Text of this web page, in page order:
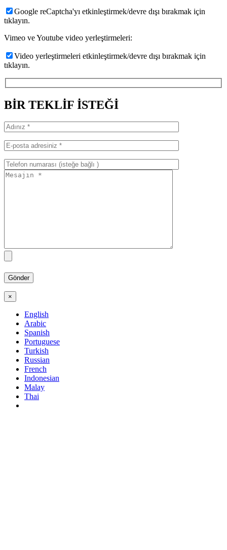
Google reCaptcha'yı etkinleştirmek/devre dışı bırakmak için
tıklayın.
Vimeo ve Youtube video yerleştirmeleri:
Video yerleştirmeleri etkinleştirmek/devre dışı bırakmak için
tıklayın.
BİR TEKLİF İSTEĞİ
×
English
Arabic
Spanish
Portuguese
Turkish
Russian
French
Indonesian
Malay
Thai